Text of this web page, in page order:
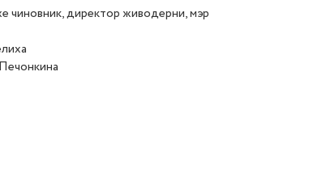
чиновник, директор живодерни, мэр